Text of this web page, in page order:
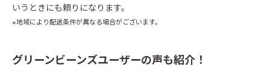
いうときにも頼りになります。
※地域により配送条件が異なる場合がございます。
グリーンビーンズユーザーの声も紹介！